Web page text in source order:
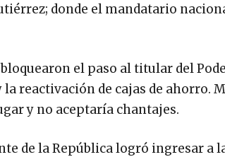
donde el mandatario
el paso al titular del
reactivación de cajas de ahorro.
y no aceptaría chantajes.
de la República logró ingresar a